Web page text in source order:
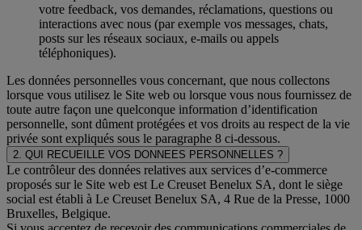
votre feedback, vos demandes, réclamations, questions ou
interactions avec nous (par exemple vos messages, chats,
posts sur les réseaux sociaux, e-mails ou appels
téléphoniques).
Les données personnelles vous concernant, que nous collectons
lorsque vous utilisez le Site web ou lorsque vous nous fournissez de
toute autre façon une quelconque information d’identification
personnelle, sont dûment protégées et vos droits au respect de la vie
privée sont expliqués sous le paragraphe 8 ci-dessous.
2. QUI RECUEILLE VOS DONNEES PERSONNELLES ?
Le contrôleur des données relatives aux services d’e-commerce
proposés sur le Site web est Le Creuset Benelux SA, dont le siège
social est établi à Le Creuset Benelux SA, 4 Rue de la Presse, 1000
Bruxelles, Belgique.